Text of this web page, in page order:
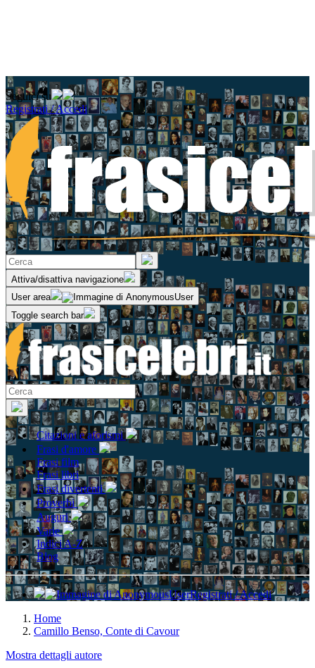
Seguici su
Registrati / Accedi
Attiva/disattiva navigazione
User area
Toggle search bar
Citazioni e aforismi
Frasi d'amore
Frasi film
Frasi libri
Frasi divertenti
Proverbi
Auguri
Varie
Indici A-Z
Blog
Registrati / Accedi
Home
Camillo Benso, Conte di Cavour
Mostra dettagli autore